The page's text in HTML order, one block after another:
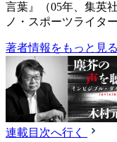
言葉』（05年、集英
ノ・スポーツライタ
著者情報をもっと見る
連載目次へ行く